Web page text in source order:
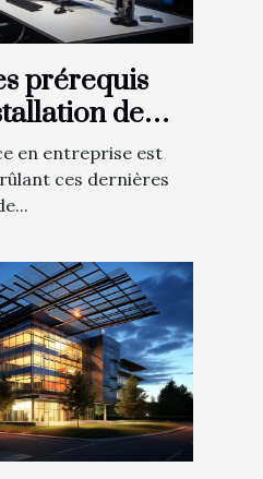
prérequis
de
en
en entreprise est
ces dernières